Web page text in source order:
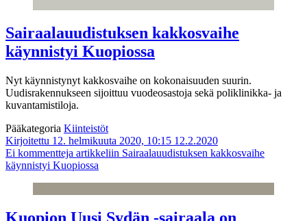
Sairaalauudistuksen kakkosvaihe
käynnistyi Kuopiossa
Nyt käynnistynyt kakkosvaihe on kokonaisuuden suurin.
Uudisrakennukseen sijoittuu vuodeosastoja sekä poliklinikka- ja
kuvantamistiloja.
Pääkategoria Kiinteistöt
Kirjoitettu 12. helmikuuta 2020, 10:15 12.2.2020
Ei kommentteja artikkeliin Sairaalauudistuksen kakkosvaihe
käynnistyi Kuopiossa
Kuopion Uusi Sydän -sairaala on